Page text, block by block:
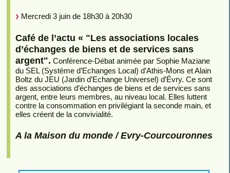
Mercredi 3 juin de 18h30 à 20h30
Café de l’actu « "Les associations locales
d’échanges de biens et de services sans
argent". Conférence-Débat animée par Sophie Maziane
du SEL (Système d’Echanges Local) d’Athis-Mons et Alain
Boltz du JEU (Jardin d’Echange Universel) d’Évry. Ce sont
des associations d’échanges de biens et de services sans
argent, entre leurs membres, au niveau local. Elles luttent
contre la consommation en privilégiant la seconde main, et
elles créent de la convivialité.
A la Maison du monde / Evry-Courcouronnes